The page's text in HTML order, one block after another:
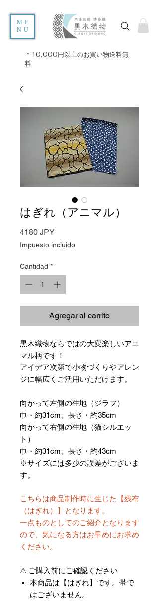
ME
NU
＊10,000円以上のお買い物送料無
料
はぎれ（アニマル）
4180 JPYPrecio
Impuesto incluido
Cantidad *
Agregar al carrito
黒木織物ならではの大変楽しいアニ
マル柄です！
アイデア次第で小物づくりやアレン
ジに幅広くご活用いただけます。
向かって左側の生地（ジラフ）
巾・約31cm、長さ・約35cm
向かって右側の生地（猫シルエッ
ト）
巾・約31cm、長さ・約43cm
※サイズには多少の誤差がございま
す。
こちらは商品制作時に生じた【残布
（はぎれ）】となります。
一点ものとしてのご紹介となります
ので、気になる方はお早めにお求め
ください。
⚠ ご購入前にご確認ください
本商品は【はぎれ】です。帯で
はございません。